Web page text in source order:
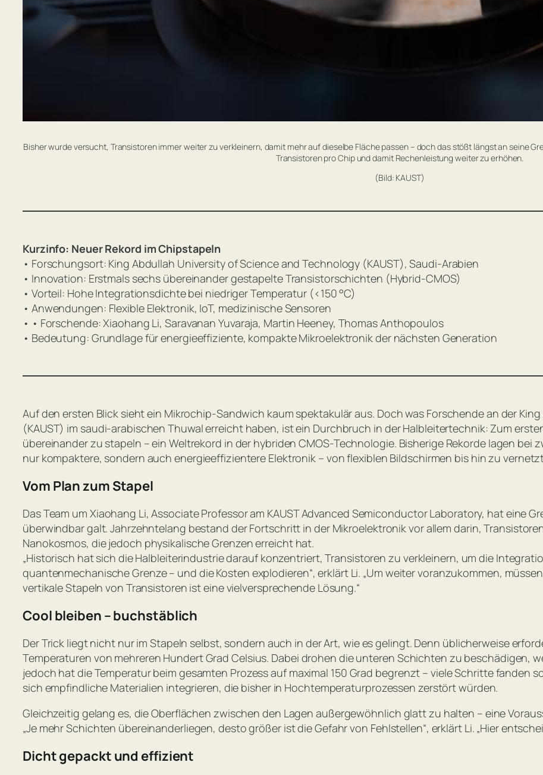
Bisher wurde versucht, Transistoren immer weiter zu verkleinern, damit mehr auf dieselbe Fläche passen – doch das stößt längst an seine
Transistoren pro Chip und damit Rechenleistung weiter zu erhöhen.
(Bild: KAUST)
Kurzinfo: Neuer Rekord im Chipstapeln
• Forschungsort: King Abdullah University of Science and Technology (KAUST), Saudi-Arabien
• Innovation: Erstmals sechs übereinander gestapelte Transistorschichten (Hybrid-CMOS)
• Vorteil: Hohe Integrationsdichte bei niedriger Temperatur (<150 °C)
• Anwendungen: Flexible Elektronik, IoT, medizinische Sensoren
• • Forschende: Xiaohang Li, Saravanan Yuvaraja, Martin Heeney, Thomas Anthopoulos
• Bedeutung: Grundlage für energieeffiziente, kompakte Mikroelektronik der nächsten Generation
Auf den ersten Blick sieht ein Mikrochip-Sandwich kaum spektakulär aus. Doch was Forschende an der
(KAUST) im saudi-arabischen Thuwal erreicht haben, ist ein Durchbruch in der Halbleitertechnik: Zum
übereinander zu stapeln – ein Weltrekord in der hybriden CMOS-Technologie. Bisherige Rekorde lagen bei
nur kompaktere, sondern auch energieeffizientere Elektronik – von flexiblen Bildschirmen bis hin zu
Vom Plan zum Stapel
Das Team um Xiaohang Li, Associate Professor am KAUST Advanced Semiconductor Laboratory, hat eine
überwindbar galt. Jahrzehntelang bestand der Fortschritt in der Mikroelektronik vor allem darin,
Nanokosmos, die jedoch physikalische Grenzen erreicht hat.
„Historisch hat sich die Halbleiterindustrie darauf konzentriert, Transistoren zu verkleinern, um die
quantenmechanische Grenze – und die Kosten explodieren“, erklärt Li. „Um weiter voranzukommen,
vertikale Stapeln von Transistoren ist eine vielversprechende Lösung.“
Cool bleiben – buchstäblich
Der Trick liegt nicht nur im Stapeln selbst, sondern auch in der Art, wie es gelingt. Denn üblicherweise
Temperaturen von mehreren Hundert Grad Celsius. Dabei drohen die unteren Schichten zu beschädigen,
jedoch hat die Temperatur beim gesamten Prozess auf maximal 150 Grad begrenzt – viele Schritte fanden
sich empfindliche Materialien integrieren, die bisher in Hochtemperaturprozessen zerstört würden.
Gleichzeitig gelang es, die Oberflächen zwischen den Lagen außergewöhnlich glatt zu halten – eine
„Je mehr Schichten übereinanderliegen, desto größer ist die Gefahr von Fehlstellen“, erklärt Li. „Hier
Dicht gepackt und effizient